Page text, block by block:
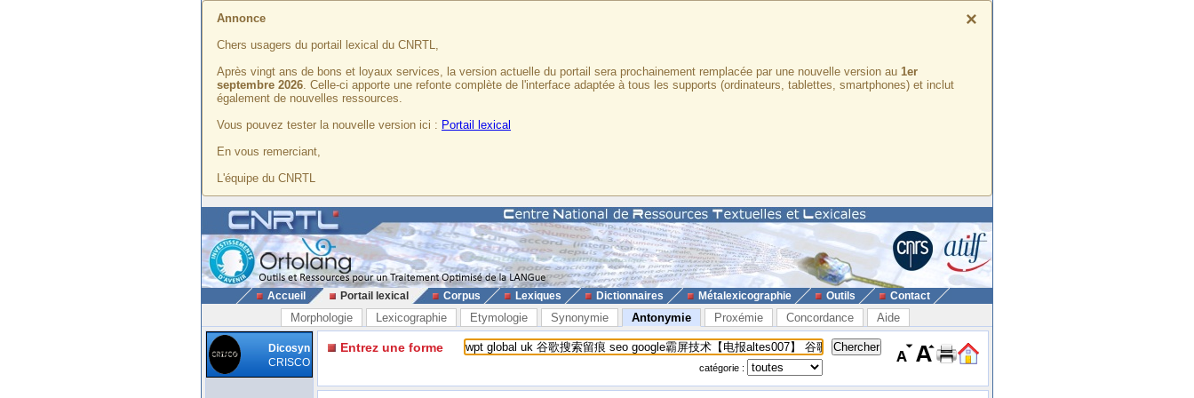
×
Annonce
Chers usagers du portail lexical du CNRTL,
Après vingt ans de bons et loyaux services, la version actuelle du portail sera prochainement remplacée par une nouvelle version au 1er
septembre 2026. Celle-ci apporte une refonte complète de l'interface adaptée à tous les supports (ordinateurs, tablettes, smartphones) et inclut
également de nouvelles ressources.
Vous pouvez tester la nouvelle version ici : Portail lexical
En vous remerciant,
L'équipe du CNRTL
Accueil Portail lexical Corpus Lexiques Dictionnaires Métalexicographie Outils Contact
Morphologie Lexicographie Etymologie Synonymie Antonymie Proxémie Concordance Aide
Dicosyn
CRISCO
Entrez une forme
catégorie :